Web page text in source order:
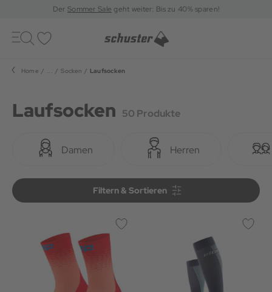
DerSommer Sale geht weiter: Bis zu 40% sparen!
Toggle
navigation
Home ... Socken Laufsocken
Laufsocken 50 Produkte
Damen Herren
Filtern & Sortieren
Filtern & Sortieren